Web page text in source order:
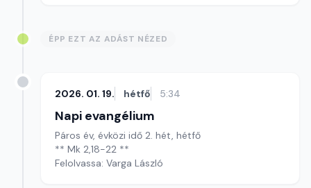
ÉPP EZT AZ ADÁST NÉZED
2026. 01. 19. hétfő 5:34
Napi evangélium
Páros év, évközi idő 2. hét, hétfő
** Mk 2,18-22 **
Felolvassa: Varga László